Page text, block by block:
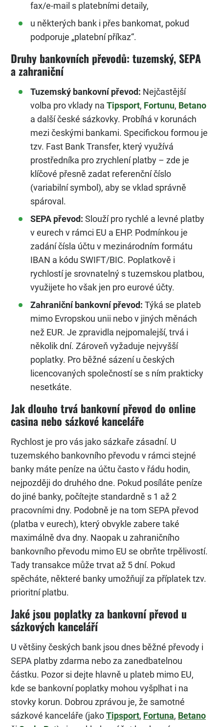
fax/e-mail s platebními detaily,
u některých bank i přes bankomat, pokud
podporuje „platební příkaz“.
Druhy bankovních převodů: tuzemský, SEPA
a zahraniční
Tuzemský bankovní převod: Nejčastější
volba pro vklady na Tipsport, Fortunu, Betano
a další české sázkovky. Probíhá v korunách
mezi českými bankami. Specifickou formou je
tzv. Fast Bank Transfer, který využívá
prostředníka pro zrychlení platby – zde je
klíčové přesně zadat referenční číslo
(variabilní symbol), aby se vklad správně
spároval.
SEPA převod: Slouží pro rychlé a levné platby
v eurech v rámci EU a EHP. Podmínkou je
zadání čísla účtu v mezinárodním formátu
IBAN a kódu SWIFT/BIC. Poplatkově i
rychlostí je srovnatelný s tuzemskou platbou,
využijete ho však jen pro eurové účty.
Zahraniční bankovní převod: Týká se plateb
mimo Evropskou unii nebo v jiných měnách
než EUR. Je zpravidla nejpomalejší, trvá i
několik dní. Zároveň vyžaduje nejvyšší
poplatky. Pro běžné sázení u českých
licencovaných společností se s ním prakticky
nesetkáte.
Jak dlouho trvá bankovní převod do online
casina nebo sázkové kanceláře
Rychlost je pro vás jako sázkaře zásadní. U
tuzemského bankovního převodu v rámci stejné
banky máte peníze na účtu často v řádu hodin,
nejpozději do druhého dne. Pokud posíláte peníze
do jiné banky, počítejte standardně s 1 až 2
pracovními dny. Podobně je na tom SEPA převod
(platba v eurech), který obvykle zabere také
maximálně dva dny. Naopak u zahraničního
bankovního převodu mimo EU se obrňte trpělivostí.
Tady transakce může trvat až 5 dní. Pokud
spěcháte, některé banky umožňují za příplatek tzv.
prioritní platbu.
Jaké jsou poplatky za bankovní převod u
sázkových kanceláří
U většiny českých bank jsou dnes běžné převody i
SEPA platby zdarma nebo za zanedbatelnou
částku. Pozor si dejte hlavně u plateb mimo EU,
kde se bankovní poplatky mohou vyšplhat i na
stovky korun. Dobrou zprávou je, že samotné
sázkové kanceláře (jakoTipsport, Fortuna, Betano